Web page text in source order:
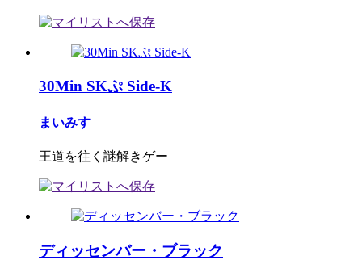
30Min SKぷ Side-K
まいみす
王道を往く謎解きゲー
ディッセンバー・ブラック